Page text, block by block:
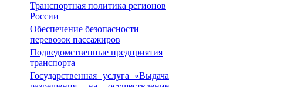
Транспортная политика регионов
России
Обеспечение безопасности
перевозок пассажиров
Подведомственные предприятия
транспорта
Государственная услуга «Выдача